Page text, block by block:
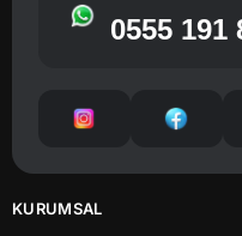
0555 191
KURUMSAL